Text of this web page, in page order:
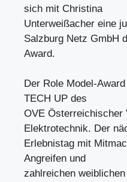
sich mit Christina
Unterweißacher eine
Salzburg Netz GmbH
Award.
Der Role Model-
TECH UP des
OVE Österreichischer
Elektrotechnik. Der
Erlebnistag mit
Angreifen und
zahlreichen